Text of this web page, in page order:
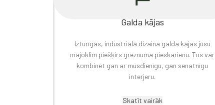
Galda kājas
Izturīgās, industriālā dizaina galda kājas jūsu
mājoklim piešķirs greznuma pieskārienu. Tos var
kombinēt gan ar mūsdienīgu, gan senatnīgu
interjeru.
Skatīt vairāk